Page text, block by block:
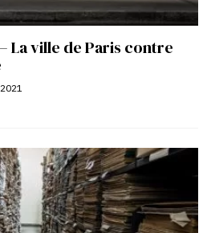
La ville de Paris contre